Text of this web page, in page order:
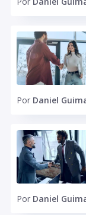
Por Daniel
Por Daniel